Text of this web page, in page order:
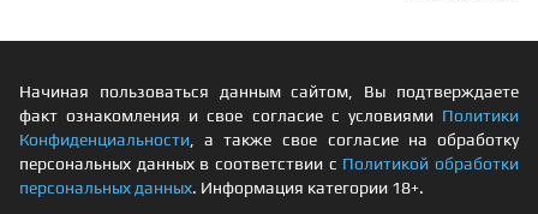
Начиная пользоваться данным сайтом, Вы подтверждаете
факт ознакомления и свое согласие с условиями Политики
Конфиденциальности , а также свое согласие на обработку
персональных данных в соответствии с Политикой обработки
персональных данных. Информация категории 18+.